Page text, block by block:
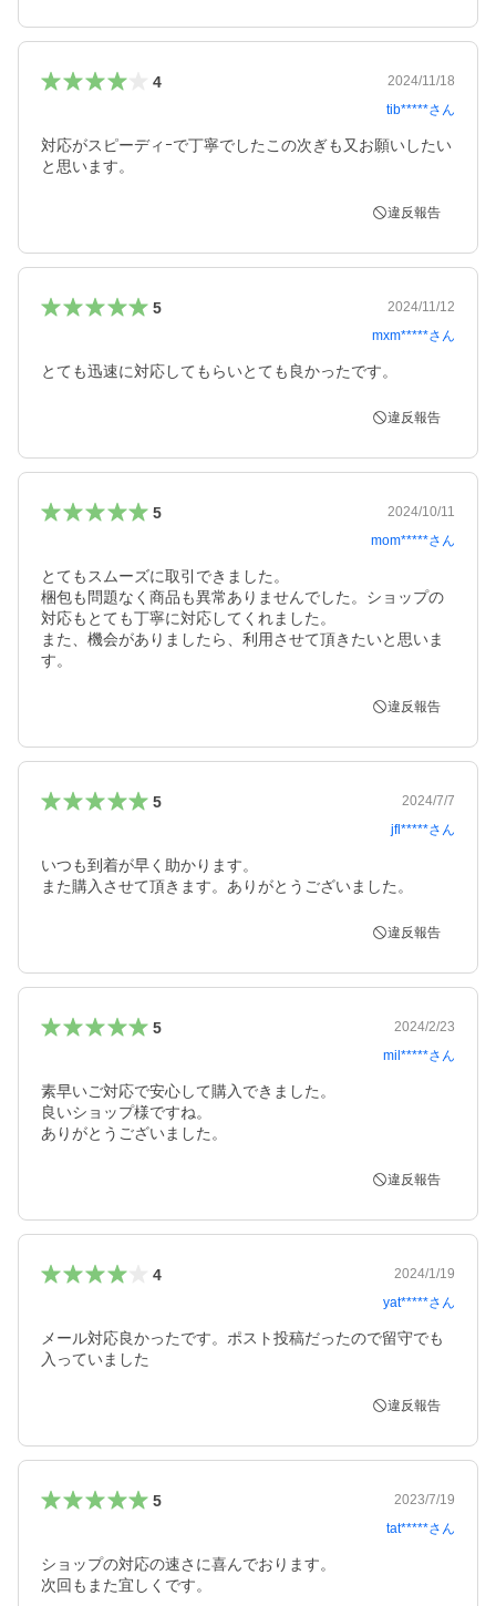
4
2024/11/18
tib*****さん
対応がスピーディｰで丁寧でしたこの次ぎも又お願いしたい
と思います。
違反報告
5
2024/11/12
mxm*****さん
とても迅速に対応してもらいとても良かったです。
違反報告
5
2024/10/11
mom*****さん
とてもスムーズに取引できました。
梱包も問題なく商品も異常ありませんでした。ショップの
対応もとても丁寧に対応してくれました。
また、機会がありましたら、利用させて頂きたいと思いま
す。
違反報告
5
2024/7/7
jfl*****さん
いつも到着が早く助かります。
また購入させて頂きます。ありがとうございました。
違反報告
5
2024/2/23
mil*****さん
素早いご対応で安心して購入できました。
良いショップ様ですね。
ありがとうございました。
違反報告
4
2024/1/19
yat*****さん
メール対応良かったです。ポスト投稿だったので留守でも
入っていました
違反報告
5
2023/7/19
tat*****さん
ショップの対応の速さに喜んでおります。
次回もまた宜しくです。